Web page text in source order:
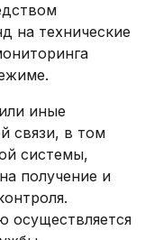
на технические
иные
связи, в том
системы,
получение и
осуществляется